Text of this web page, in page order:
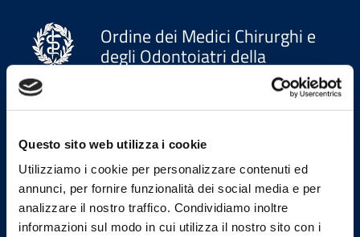
Questo sito web utilizza i cookie
Utilizziamo i cookie per personalizzare contenuti ed
annunci, per fornire funzionalità dei social media e per
analizzare il nostro traffico. Condividiamo inoltre
informazioni sul modo in cui utilizza il nostro sito con i
Ordine dei Medici Chirurghi e
degli Odontoiatri della
Email
segreteria@omceo.bg.it
ufficiostampa@omceo.bg.it